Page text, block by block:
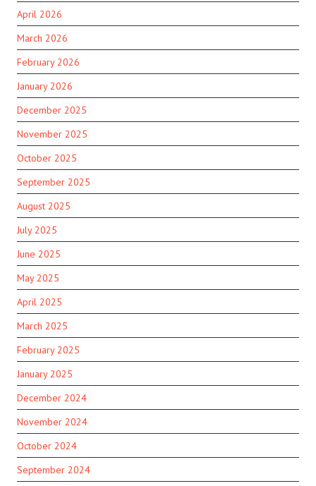
April 2026
March 2026
February 2026
January 2026
December 2025
November 2025
October 2025
September 2025
August 2025
July 2025
June 2025
May 2025
April 2025
March 2025
February 2025
January 2025
December 2024
November 2024
October 2024
September 2024